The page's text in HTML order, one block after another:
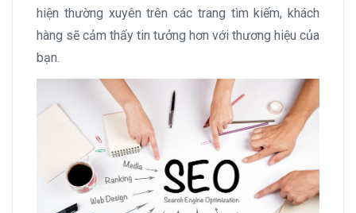
hiện thường xuyên trên các trang tìm kiếm, khách
hàng sẽ cảm thấy tin tưởng hơn với thương hiệu của
bạn.